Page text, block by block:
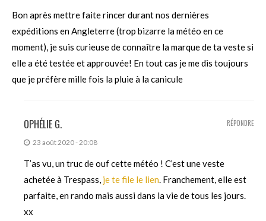
Bon après mettre faite rincer durant nos dernières
expéditions en Angleterre (trop bizarre la météo en ce
moment), je suis curieuse de connaître la marque de ta veste si
elle a été testée et approuvée! En tout cas je me dis toujours
que je préfère mille fois la pluie à la canicule
OPHÉLIE G.
23 août 2020 - 20:08
T’as vu, un truc de ouf cette météo ! C’est une veste
achetée à Trespass, je te file le lien. Franchement, elle est
parfaite, en rando mais aussi dans la vie de tous les jours.
xx
RÉPONDRE